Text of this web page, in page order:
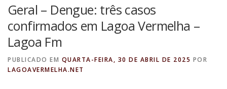
FALE CONOSCO
Geral – Dengue: três casos
confirmados em Lagoa Vermelha –
Lagoa Fm
PUBLICADO EM QUARTA-FEIRA, 30 DE ABRIL DE 2025 POR
LAGOAVERMELHA.NET